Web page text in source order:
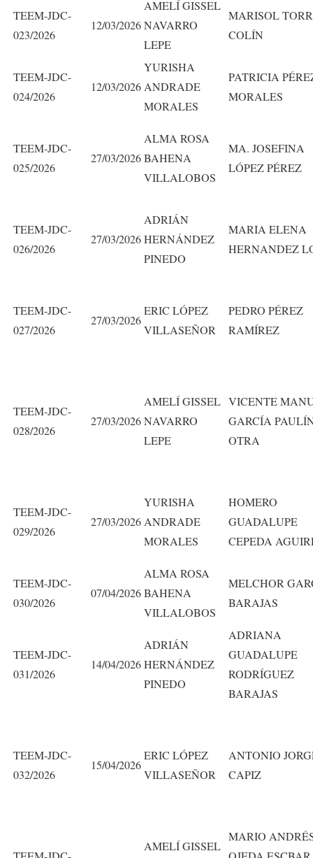
TEEM-JDC-
023/2026
12/03/2026
AMELÍ GISSEL
NAVARRO
LEPE
MARISOL
COLÍN
TEEM-JDC-
024/2026
12/03/2026
YURISHA
ANDRADE
MORALES
PATRICIA
MORALES
TEEM-JDC-
025/2026
27/03/2026
ALMA ROSA
BAHENA
VILLALOBOS
MA. JOSEFINA
LÓPEZ PÉREZ
TEEM-JDC-
026/2026
27/03/2026
ADRIÁN
HERNÁNDEZ
PINEDO
MARIA ELENA
HERNANDEZ
TEEM-JDC-
027/2026
27/03/2026
ERIC LÓPEZ
VILLASEÑOR
PEDRO PÉREZ
RAMÍREZ
TEEM-JDC-
028/2026
27/03/2026
AMELÍ GISSEL
NAVARRO
LEPE
VICENTE
GARCÍA
OTRA
TEEM-JDC-
029/2026
27/03/2026
YURISHA
ANDRADE
MORALES
HOMERO
GUADALUPE
CEPEDA
TEEM-JDC-
030/2026
07/04/2026
ALMA ROSA
BAHENA
VILLALOBOS
MELCHOR
BARAJAS
TEEM-JDC-
031/2026
14/04/2026
ADRIÁN
HERNÁNDEZ
PINEDO
ADRIANA
GUADALUPE
RODRÍGUEZ
BARAJAS
TEEM-JDC-
032/2026
15/04/2026
ERIC LÓPEZ
VILLASEÑOR
ANTONIO
CAPIZ
AMELÍ GISSEL
MARIO